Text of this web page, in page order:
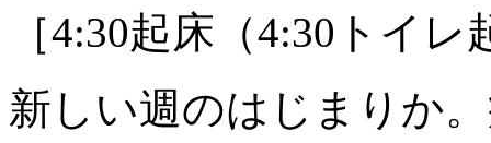
［4:30起床（4:30トイ
新しい週のはじまりか